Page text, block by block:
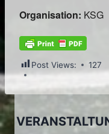
Organisation: KSG
Post Views: 127